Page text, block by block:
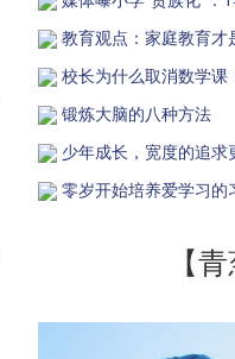
教育观点：家庭教育才
校长为什么取消数学课
锻炼大脑的八种方法
少年成长，宽度的追求
零岁开始培养爱学习的
【